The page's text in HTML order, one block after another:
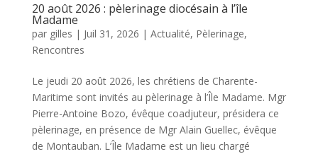
20 août 2026 : pèlerinage diocésain à l’île
Madame
par gilles | Juil 31, 2026 | Actualité, Pèlerinage,
Rencontres
Le jeudi 20 août 2026, les chrétiens de Charente-
Maritime sont invités au pèlerinage à l’Île Madame. Mgr
Pierre-Antoine Bozo, évêque coadjuteur, présidera ce
pèlerinage, en présence de Mgr Alain Guellec, évêque
de Montauban. L’Île Madame est un lieu chargé